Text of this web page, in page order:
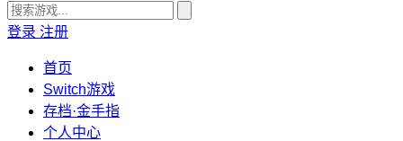
登录 注册
首页
Switch游戏
存档·金手指
个人中心